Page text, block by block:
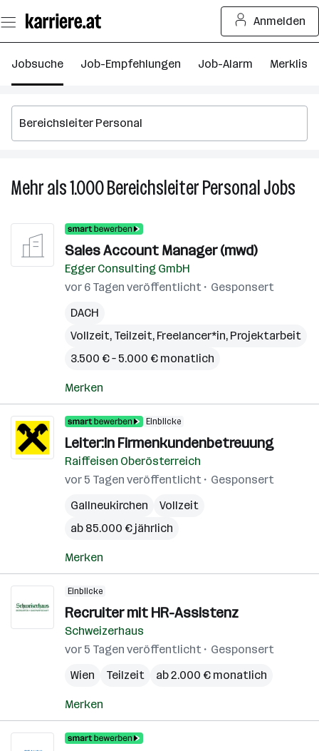
Seiteninhalt
springen
Anmelden
Jobsuche Job-Empfehlungen Job-Alarm Merkliste
Mehr als 1.000Bereichsleiter PersonalJobs
Sales Account Manager (mwd)
Egger Consulting GmbH
vor 6 Tagen veröffentlicht
Gesponsert
DACH
Vollzeit, Teilzeit, Freelancer*in, Projektarbeit
3.500 € – 5.000 € monatlich
Merken
Einblicke
Leiter:in Firmenkundenbetreuung
Raiffeisen Oberösterreich
vor 5 Tagen veröffentlicht
Gesponsert
Gallneukirchen
Vollzeit
ab 85.000 € jährlich
Merken
Einblicke
Recruiter mit HR-Assistenz
Schweizerhaus
vor 5 Tagen veröffentlicht
Gesponsert
Wien
Teilzeit ab 2.000 € monatlich
Merken